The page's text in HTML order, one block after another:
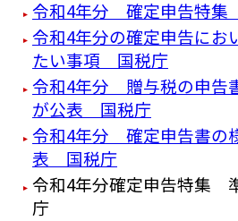
令和4年分 確定申告特
令和4年分の確定申告にお
たい事項 国税庁
令和4年分 贈与税の申告
が公表 国税庁
令和4年分 確定申告書の
表 国税庁
令和4年分確定申告特
庁